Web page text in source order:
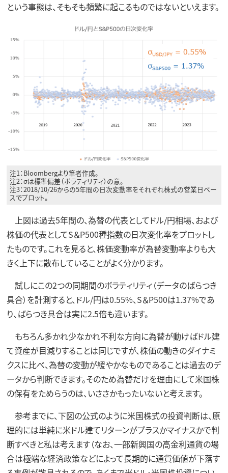
という事態は、そもそも頻繁に起こるものではないといえます。
注1：Bloombergより筆者作成。
注2：σは標準偏差（ボラティリティ）の意。
注3：2018/10/26からの5年間の日次変動率をそれぞれ株式の営業日ベー
スでプロット。
上図は過去5年間の、為替の代表としてドル/円相場、および
株価の代表としてS＆P500種指数の日次変化率をプロットし
たものです。これを見ると、株価変動率が為替変動率よりも大
きく上下に散布していることがよく分かります。
試しにこの2つの同期間のボラティリティ（データのばらつき
具合）を計測すると、ドル/円は0.55%、S＆P500は1.37%であ
り、ばらつき具合は実に2.5倍も違います。
もちろん多かれ少なかれ不利な方向に為替が動けばドル建
て資産が目減りすることは同じですが、株価の動きのダイナミ
クスに比べ、為替の変動が緩やかなものであることは過去のデ
ータから判断できます。そのため為替だけを理由にして米国株
の保有をためらうのは、いささかもったいないと考えます。
参考までに、下図の公式のように米国株式の投資判断は、原
理的には単純に米ドル建てリターンがプラスかマイナスかで判
断すべきと私は考えます（なお、一部新興国の高金利通貨の場
合は極端な経済政策などによって長期的に通貨価値が下落す